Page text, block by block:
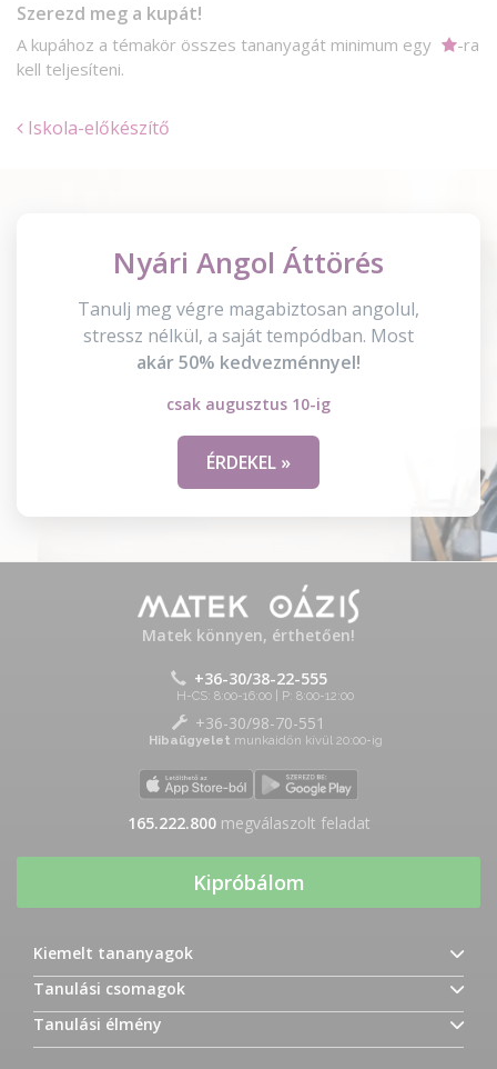
Szerezd meg a kupát!
A kupához a témakör összes tananyagát minimum egy
-ra
kell teljesíteni.
Iskola-előkészítő
Nyári Angol Áttörés
Tanulj meg végre magabiztosan angolul,
stressz nélkül, a saját tempódban. Most
akár 50% kedvezménnyel!
csak augusztus 10-ig
ÉRDEKEL »
Matek könnyen, érthetően!
+36-30/38-22-555
H-CS: 8:00-16:00 | P: 8:00-12:00
+36-30/98-70-551
Hibaügyelet munkaidőn kívül 20:00-ig
165.222.800megválaszolt feladat
Kipróbálom
Kiemelt tananyagok
Tanulási csomagok
Tanulási élmény